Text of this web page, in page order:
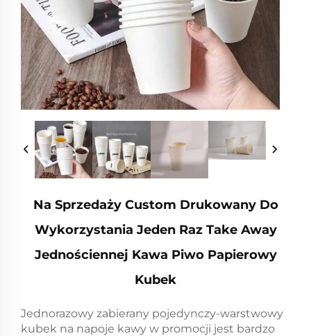
Na Sprzedaży Custom Drukowany Do
Wykorzystania Jeden Raz Take Away
Jednościennej Kawa Piwo Papierowy
Kubek
Jednorazowy zabierany pojedynczy-warstwowy
kubek na napoje kawy w promocji jest bardzo